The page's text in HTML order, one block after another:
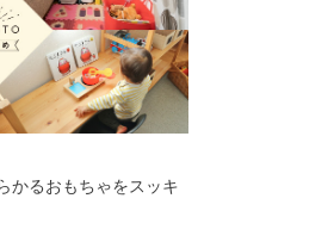
かるおもちゃをスッキ